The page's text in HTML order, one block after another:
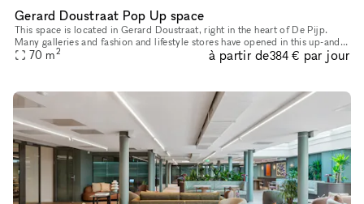
Gerard Doustraat Pop Up space
This space is located in Gerard Doustraat, right in the heart of De Pijp.
Many galleries and fashion and lifestyle stores have opened in this up-and-
coming neighborhood in recent years. This space is
70 m2 à partir de384 € par jour